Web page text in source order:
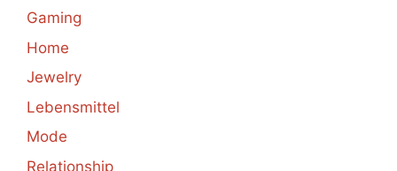
Gaming
Home
Jewelry
Lebensmittel
Mode
Relationship